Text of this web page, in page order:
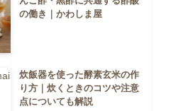
の働き｜かわしま屋
炊飯器を使った酵素玄米の作
り方｜炊くときのコツや注意
点についても解説